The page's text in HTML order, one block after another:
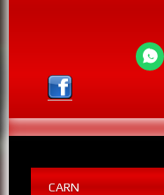
CARN